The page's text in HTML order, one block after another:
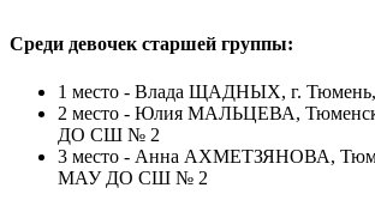
Среди девочек старшей группы:
1 место - Влада ЩАДНЫХ, г.
2 место - Юлия МАЛЬЦЕВА,
ДО СШ № 2
3 место - Анна АХМЕТЗЯНОВА,
МАУ ДО СШ № 2